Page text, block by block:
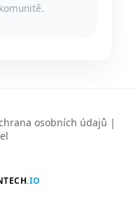
osobních údajů |
.IO